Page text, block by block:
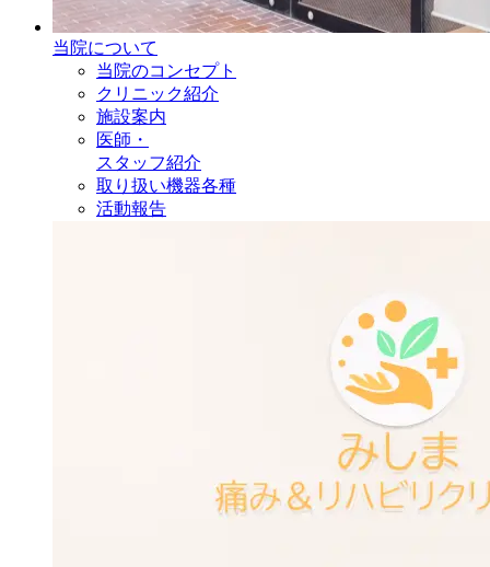
当院について
当院のコンセプト
クリニック紹介
施設案内
医師・
スタッフ紹介
取り扱い機器各種
活動報告